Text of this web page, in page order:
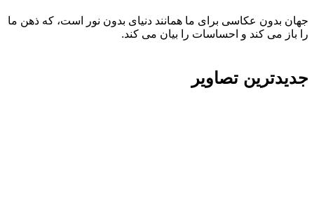
جهان بدون عکاسی برای ما همانند دنیای بدون نور است، که ذهن ما
را باز می کند و احساسات را بیان می کند.
جدیدترین تصاویر